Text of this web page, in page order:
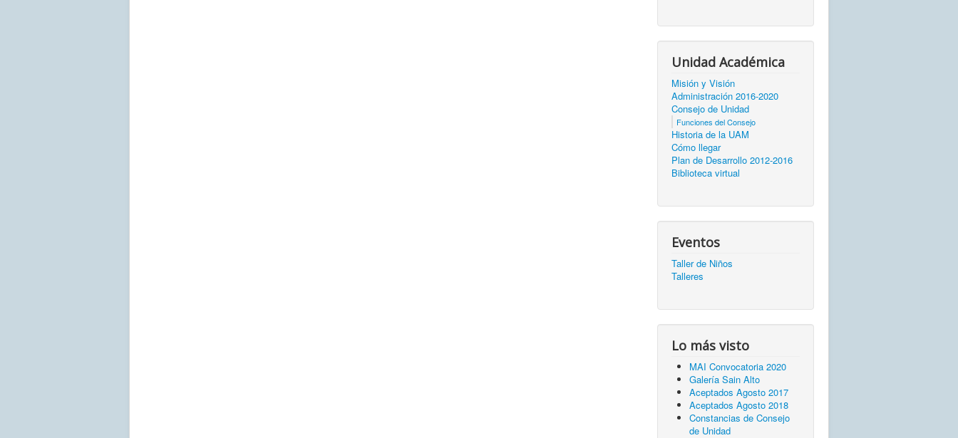
Unidad Académica
Misión y Visión
Administración 2016-2020
Consejo de Unidad
Funciones del Consejo
Historia de la UAM
Cómo llegar
Plan de Desarrollo 2012-2016
Biblioteca virtual
Eventos
Taller de Niños
Talleres
Lo más visto
MAI Convocatoria 2020
Galería Sain Alto
Aceptados Agosto 2017
Aceptados Agosto 2018
Constancias de Consejo
de Unidad